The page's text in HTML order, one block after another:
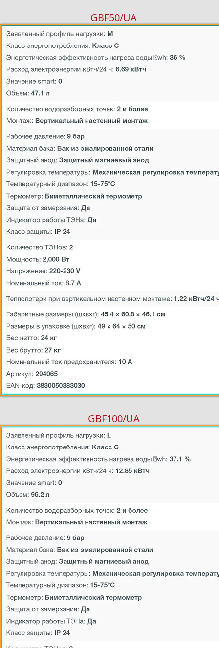
GBF50/UA
GBF100/UA